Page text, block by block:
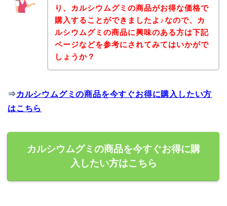
り、カルシウムグミの商品がお得な価格で
購入することができましたよ♪なので、カ
ルシウムグミの商品に興味のある方は下記
ページなどを参考にされてみてはいかがで
しょうか？
⇒ カルシウムグミの商品を今すぐお得に購入したい方
はこちら
カルシウムグミの商品を今すぐお得に購
入したい方はこちら